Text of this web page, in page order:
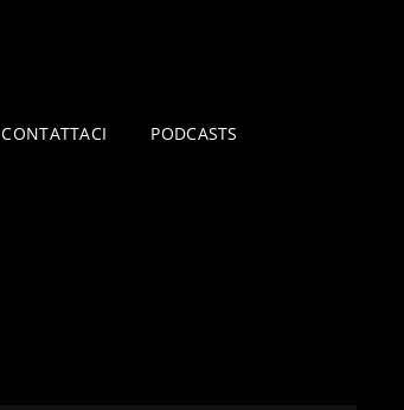
CONTATTACI PODCASTS